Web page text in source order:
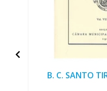
B. C. SANTO